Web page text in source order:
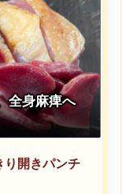
全身麻痺へ
り開きパンチ